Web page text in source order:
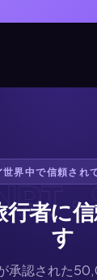
·
世界中で信頼され
行者に
す
承認された